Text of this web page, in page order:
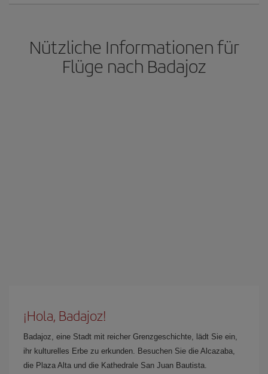
Nützliche Informationen für
Flüge nach Badajoz
¡Hola, Badajoz!
Badajoz, eine Stadt mit reicher Grenzgeschichte, lädt Sie ein,
ihr kulturelles Erbe zu erkunden. Besuchen Sie die Alcazaba,
die Plaza Alta und die Kathedrale San Juan Bautista.